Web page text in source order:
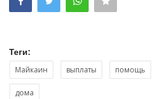
Теги:
Майкаин выплаты помощь
дома